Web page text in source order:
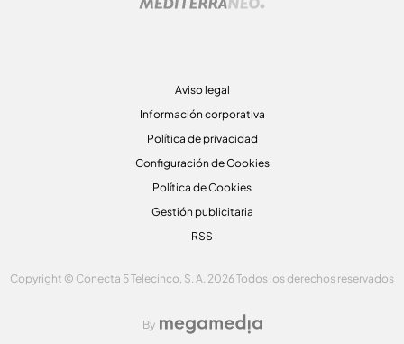
Aviso legal
Información corporativa
Política de privacidad
Configuración de Cookies
Política de Cookies
Gestión publicitaria
RSS
Copyright © Conecta 5 Telecinco, S. A. 2026 Todos los derechos reservados
By